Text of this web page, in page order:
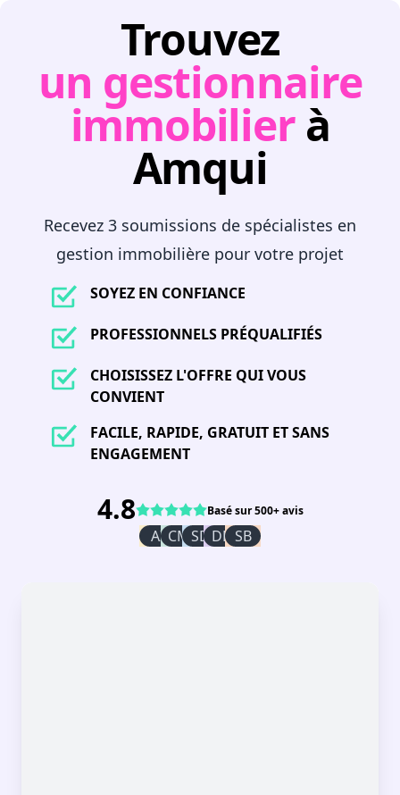
Trouvez
un gestionnaire
immobilier à
Amqui
Recevez 3 soumissions de spécialistes en
gestion immobilière pour votre projet
SOYEZ EN CONFIANCE
PROFESSIONNELS PRÉQUALIFIÉS
CHOISISSEZ L'OFFRE QUI VOUS
CONVIENT
FACILE, RAPIDE, GRATUIT ET SANS
ENGAGEMENT
4.8 Basé sur 500+ avis
AI CM SD DR SB